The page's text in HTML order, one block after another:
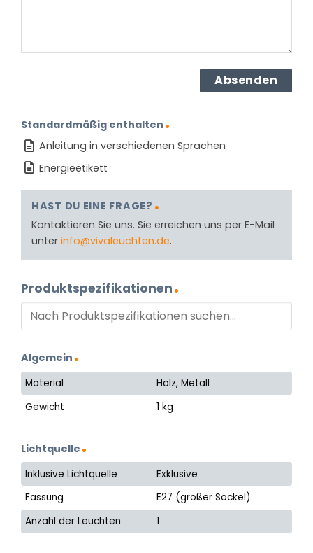
Standardmäßig enthalten
Anleitung in verschiedenen Sprachen
Energieetikett
HAST DU EINE FRAGE?
Kontaktieren Sie uns. Sie erreichen uns per E-Mail
unter info@vivaleuchten.de.
Produktspezifikationen
Algemein
Material
Holz, Metall
Gewicht
1 kg
Lichtquelle
Inklusive Lichtquelle
Exklusive
Fassung
E27 (großer Sockel)
Anzahl der Leuchten
1